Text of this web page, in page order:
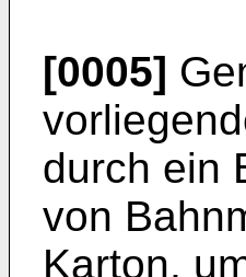
[0005]
durch ein
von
Karton,